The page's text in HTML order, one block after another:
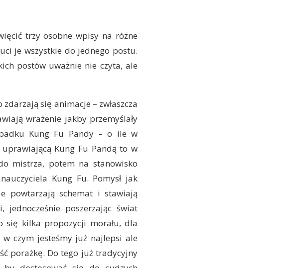
trzy osobne wpisy na różne
je wszystkie do jednego postu.
postów uważnie nie czyta, ale
się animacje – zwłaszcza
wrażenie jakby przemyślały
Kung Fu Pandy – o ile w
Kung Fu Pandą to w
mistrza, potem na stanowisko
Kung Fu. Pomysł jak
powtarzają schemat i stawiają
jednocześnie poszerzając świat
się kilka propozycji morału, dla
czym jesteśmy już najlepsi ale
porażkę. Do tego już tradycyjny